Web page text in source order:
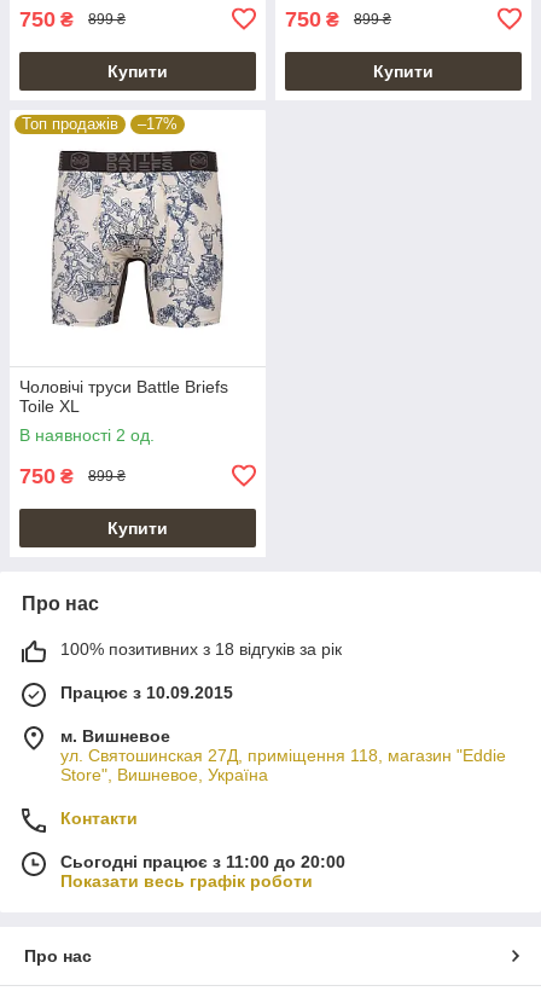
750 ₴ 899 ₴
Купити
750 ₴ 899 ₴
Купити
Топ продажів –17%
Чоловічі труси Battle Briefs
Toile XL
В наявності 2 од.
750 ₴ 899 ₴
Купити
Про нас
100% позитивних з 18 відгуків за рік
Працює з 10.09.2015
м. Вишневое
ул. Святошинская 27Д, приміщення 118, магазин "Eddie
Store", Вишневое, Україна
Контакти
Сьогодні працює з 11:00 до 20:00
Показати весь графік роботи
Про нас